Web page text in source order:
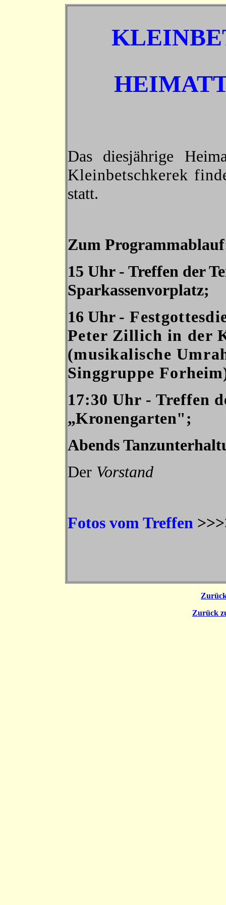
Das diesjährige
Kleinbetschkerek
statt.
Zum
15 Uhr - Treffen der
Sparkassenvorplatz;
16 Uhr -
Peter Zillich in der
(musikalische
Singgruppe For
17:30 Uhr - Treffen
„Kronengarten";
Abends
Der Vorstand
Fotos vom Treffen
Zurück